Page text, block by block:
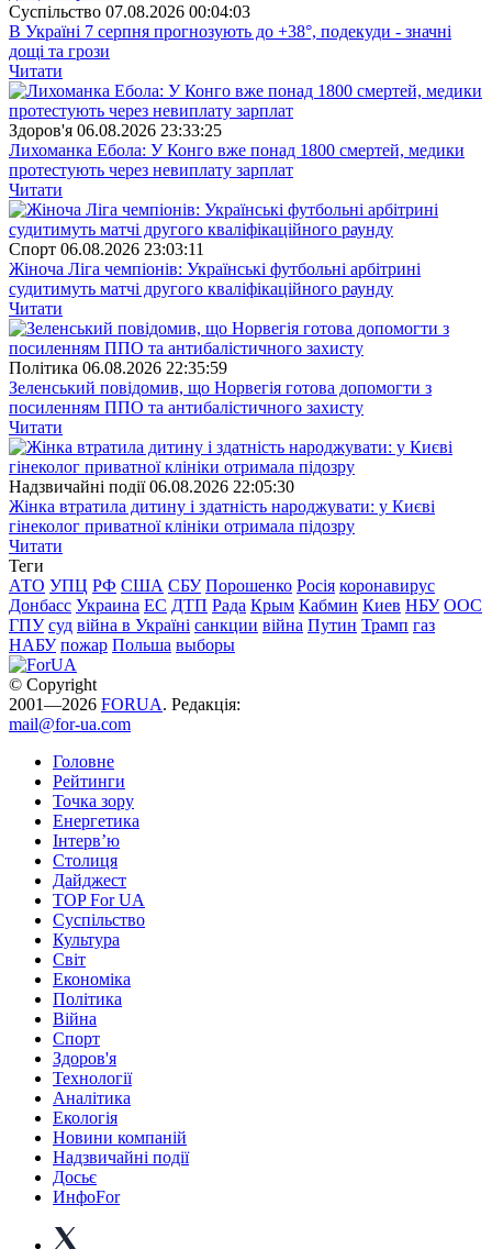
Суспiльство 07.08.2026 00:04:03
В Україні 7 серпня прогнозують до +38°, подекуди - значні
дощі та грози
Читати
Здоров'я 06.08.2026 23:33:25
Лихоманка Ебола: У Конго вже понад 1800 смертей, медики
протестують через невиплату зарплат
Читати
Спорт 06.08.2026 23:03:11
Жіноча Ліга чемпіонів: Українські футбольні арбітрині
судитимуть матчі другого кваліфікаційного раунду
Читати
Полiтика 06.08.2026 22:35:59
Зеленський повідомив, що Норвегія готова допомогти з
посиленням ППО та антибалістичного захисту
Читати
Надзвичайні події 06.08.2026 22:05:30
Жінка втратила дитину і здатність народжувати: у Києві
гінеколог приватної клініки отримала підозру
Читати
Теги
АТО УПЦ РФ США СБУ Порошенко Росія коронавирус
Донбасс Украина ЕС ДТП Рада Крым Кабмин Киев НБУ ООС
ГПУ суд війна в Україні санкции війна Путин Трамп газ
НАБУ пожар Польша выборы
© Copyright
2001—2026 FORUA. Редакція:
mail@for-ua.com
Головне
Рейтинги
Точка зору
Енергетика
Інтерв’ю
Столиця
Дайджест
TOP For UA
Суспiльство
Культура
Світ
Економіка
Політика
Війна
Спорт
Здоров'я
Технології
Аналітика
Екологія
Новини компаній
Надзвичайні події
Досьє
ИнфоFor